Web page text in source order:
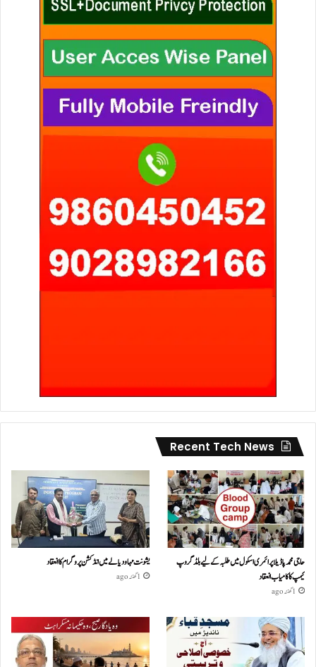
Recent Tech News
حاجی محمد پاڈیلا پرائمری اسکول میں طلبہ کے لیے بلڈ گروپ
کیمپ کا کامیاب انعقاد
1 گھنٹہ ago
یشونت مہا ودیالے میں انڈکشن پروگرام کا انعقاد
1 گھنٹہ ago